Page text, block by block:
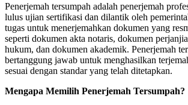
Penerjemah tersumpah adalah penerjemah
lulus ujian sertifikasi dan dilantik oleh
tugas untuk menerjemahkan dokumen yang
seperti dokumen akta notaris, dokumen
hukum, dan dokumen akademik. Penerjemah
bertanggung jawab untuk menghasilkan
sesuai dengan standar yang telah ditetapkan.
Mengapa Memilih Penerjemah Tersumpah?